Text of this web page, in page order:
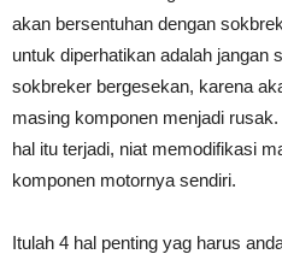
akan bersentuhan dengan
untuk diperhatikan adalah jangan
sokbreker bergesekan, karena
masing komponen menjadi
hal itu terjadi, niat memodifikasi
komponen motornya sendiri.
Itulah 4 hal penting yag harus